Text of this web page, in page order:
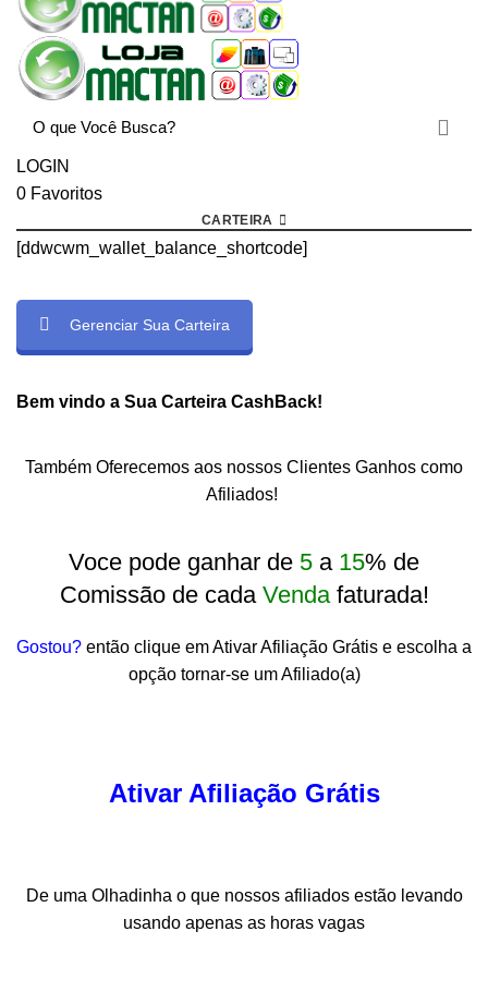
LOGIN
0 Favoritos
CARTEIRA
[ddwcwm_wallet_balance_shortcode]
Gerenciar Sua Carteira
Bem vindo a Sua Carteira CashBack!
Também Oferecemos aos nossos Clientes Ganhos como
Afiliados!
Voce pode ganhar de 5 a 15% de
Comissão de cada Vendafaturada!
Gostou? então clique em Ativar Afiliação Grátis e escolha a
opção tornar-se um Afiliado(a)
Ativar Afiliação Grátis
De uma Olhadinha o que nossos afiliados estão levando
usando apenas as horas vagas